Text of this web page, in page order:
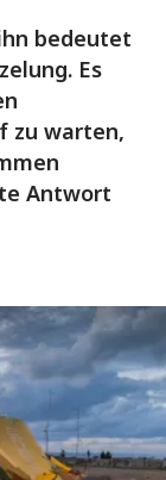
bedeutet
Es
zu warten,
Antwort